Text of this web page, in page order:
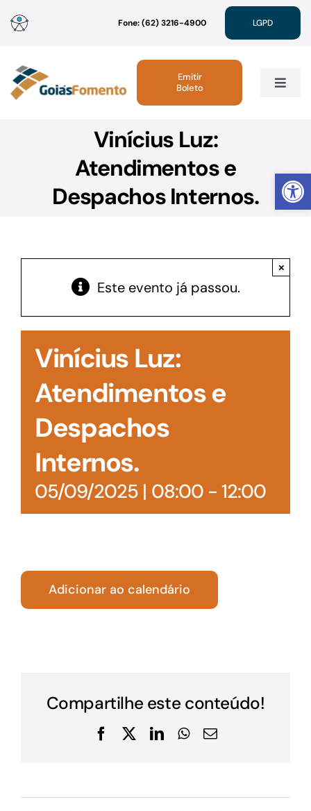
Abrir
para
conteúdo
Fone: (62) 3216-4900 LGPD
Toggle
Linhas de Crédito
Acesso à Informação
Emitir
Boleto
Vinícius Luz:
Atendimentos e
Despachos Internos.
Este evento já passou.
×
Vinícius Luz:
Atendimentos e
Despachos
Internos.
05/09/2025 | 08:00- 12:00
Adicionar ao calendário
Compartilhe este conteúdo!
Facebook
X LinkedInWhatsApp
E-